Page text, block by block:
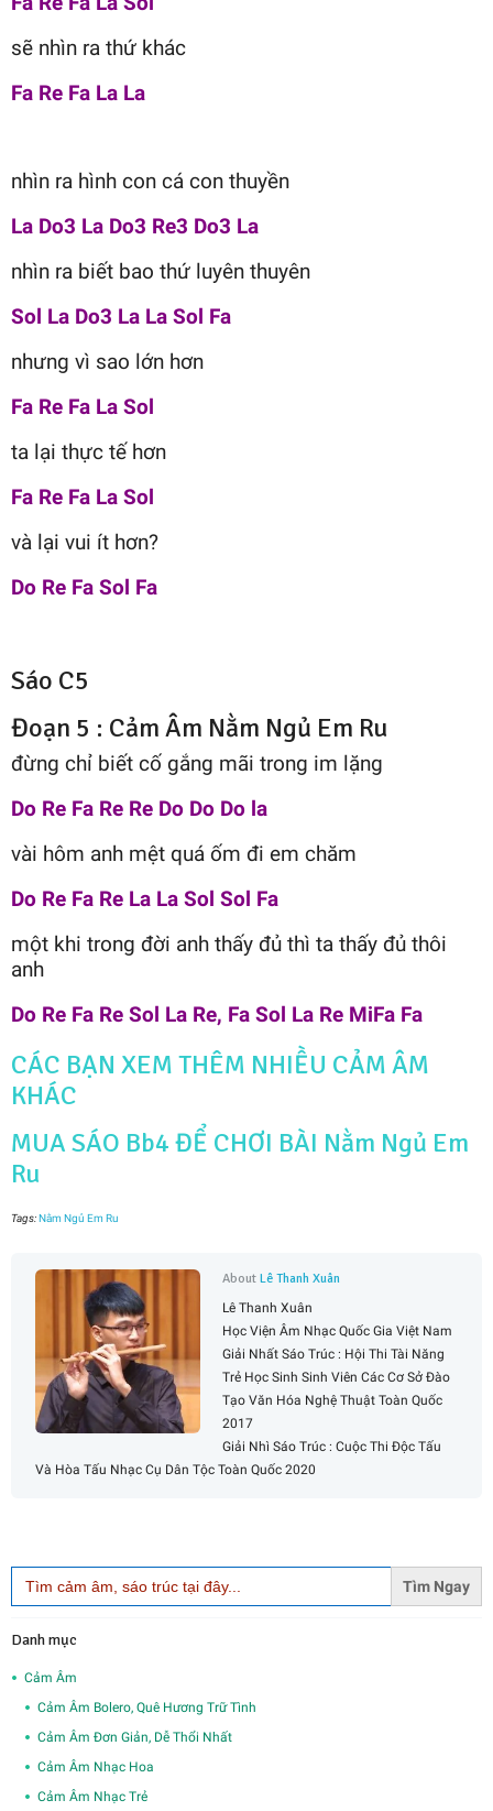
sẽ nhìn ra thứ khác
Fa Re Fa La La
nhìn ra hình con cá con thuyền
La Do3 La Do3 Re3 Do3 La
nhìn ra biết bao thứ luyên thuyên
Sol La Do3 La La Sol Fa
nhưng vì sao lớn hơn
Fa Re Fa La Sol
ta lại thực tế hơn
Fa Re Fa La Sol
và lại vui ít hơn?
Do Re Fa Sol Fa
Sáo C5
Đoạn 5 : Cảm Âm Nằm Ngủ Em Ru
đừng chỉ biết cố gắng mãi trong im lặng
Do Re Fa Re Re Do Do Do la
vài hôm anh mệt quá ốm đi em chăm
Do Re Fa Re La La Sol Sol Fa
một khi trong đời anh thấy đủ thì ta thấy đủ thôi
anh
Do Re Fa Re Sol La Re, Fa Sol La Re MiFa Fa
CÁC BẠN XEM THÊM NHIỀU CẢM ÂM
KHÁC
MUA SÁO Bb4 ĐỂ CHƠI BÀI Nằm Ngủ Em
Ru
Tags:Nằm Ngủ Em Ru
AboutLê Thanh Xuân
Lê Thanh Xuân
Học Viện Âm Nhạc Quốc Gia Việt Nam
Giải Nhất Sáo Trúc : Hội Thi Tài Năng
Trẻ Học Sinh Sinh Viên Các Cơ Sở Đào
Tạo Văn Hóa Nghệ Thuật Toàn Quốc
2017
Giải Nhì Sáo Trúc : Cuộc Thi Độc Tấu
Và Hòa Tấu Nhạc Cụ Dân Tộc Toàn Quốc 2020
Search
for:
Danh mục
Cảm Âm
Cảm Âm Bolero, Quê Hương Trữ Tình
Cảm Âm Đơn Giản, Dễ Thổi Nhất
Cảm Âm Nhạc Hoa
Cảm Âm Nhạc Trẻ